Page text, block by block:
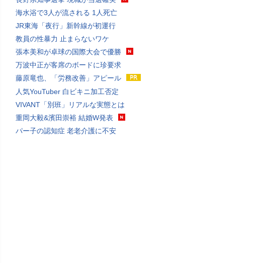
海水浴で3人が流される 1人死亡
JR東海「夜行」新幹線が初運行
教員の性暴力 止まらないワケ
張本美和が卓球の国際大会で優勝
万波中正が客席のボードに珍要求
藤原竜也、「労務改善」アピール
人気YouTuber 白ビキニ加工否定
VIVANT「別班」リアルな実態とは
重岡大毅&濱田崇裕 結婚W発表
パー子の認知症 老老介護に不安